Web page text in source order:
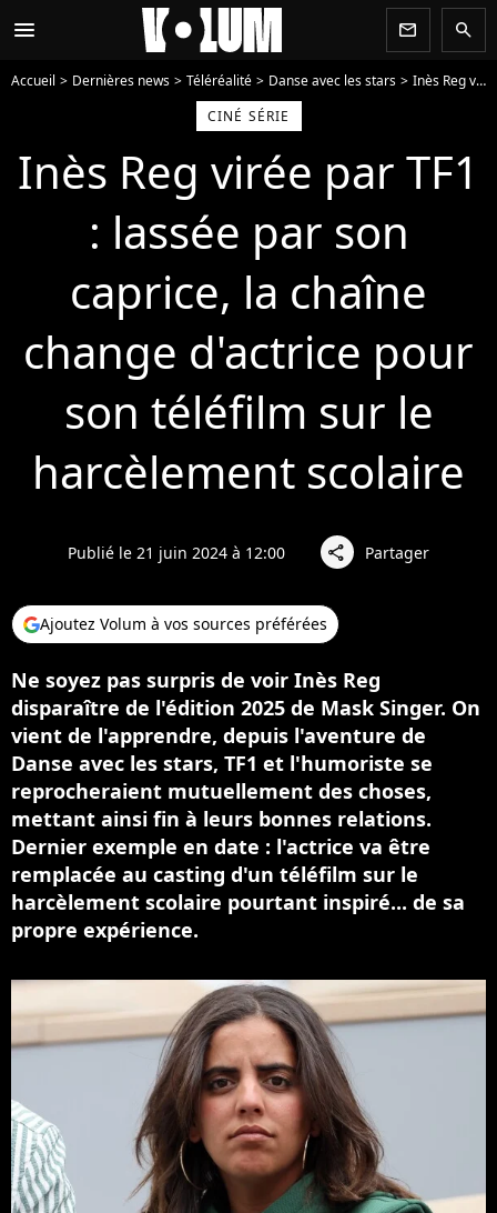
menu newsletter search
Accueil Dernières news Téléréalité Danse avec les stars
Inès Reg virée par TF1 : lassée par son caprice, la chaîne change d'actrice pour son téléfilm sur le harcèlement scolaire
CINÉ SÉRIE
Inès Reg virée par TF1
: lassée par son
caprice, la chaîne
change d'actrice pour
son téléfilm sur le
harcèlement scolaire
Publié le 21 juin 2024 à 12:00 share Partager
Ajoutez Volum à vos sources préférées
Ne soyez pas surpris de voir Inès Reg
disparaître de l'édition 2025 de Mask Singer. On
vient de l'apprendre, depuis l'aventure de
Danse avec les stars, TF1 et l'humoriste se
reprocheraient mutuellement des choses,
mettant ainsi fin à leurs bonnes relations.
Dernier exemple en date : l'actrice va être
remplacée au casting d'un téléfilm sur le
harcèlement scolaire pourtant inspiré... de sa
propre expérience.